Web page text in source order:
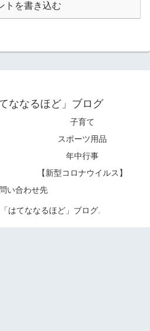
トを書き込む
ななるほど」ブログ
子育て
スポーツ用品
年中行事
【新型コロナウイルス】
い合わせ先
はてななるほど」ブログ.